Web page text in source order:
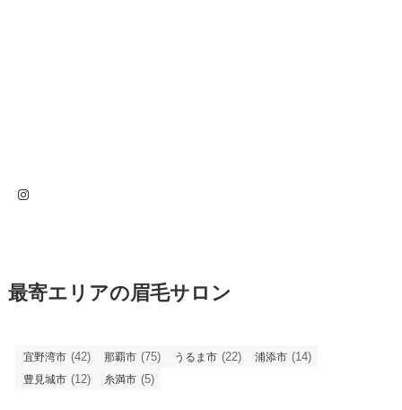
Instagram
最寄エリアの眉毛サロン
宜野湾市 (42) 那覇市 (75) うるま市 (22) 浦添市 (14)
豊見城市 (12) 糸満市 (5)